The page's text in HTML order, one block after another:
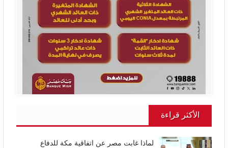
الأكثر قراءة
لماذا غابت مصر عن اتفاقية مكة للدفاع